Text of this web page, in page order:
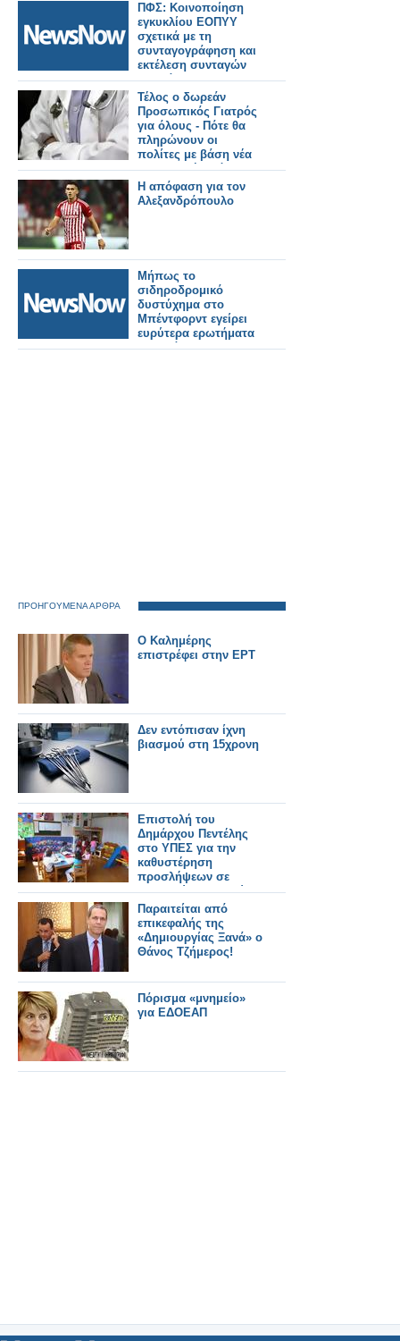
ΠΦΣ: Κοινοποίηση
εγκυκλίου ΕΟΠΥΥ
σχετικά με τη
συνταγογράφηση και
εκτέλεση συνταγών
φαρμάκων για την
εξυπηρέτηση των
διακινούμενων
πολιτών
Τέλος ο δωρεάν
Προσωπικός Γιατρός
για όλους - Πότε θα
πληρώνουν οι
πολίτες με βάση νέα
υπουργική απόφαση
Η απόφαση για τον
Αλεξανδρόπουλο
Μήπως το
σιδηροδρομικό
δυστύχημα στο
Μπέντφορντ εγείρει
ευρύτερα ερωτήματα
σχετικά με την
ΠΡΟΗΓΟΥΜΕΝΑ ΑΡΘΡΑ
Ο Καλημέρης
επιστρέφει στην ΕΡΤ
Δεν εντόπισαν ίχνη
βιασμού στη 15χρονη
Επιστολή του
Δημάρχου Πεντέλης
στο ΥΠΕΣ για την
καθυστέρηση
προσλήψεων σε
Παιδικούς σταθμούς
Παραιτείται από
επικεφαλής της
«Δημιουργίας Ξανά» ο
Θάνος Τζήμερος!
Πόρισμα «μνημείο»
για ΕΔΟΕΑΠ